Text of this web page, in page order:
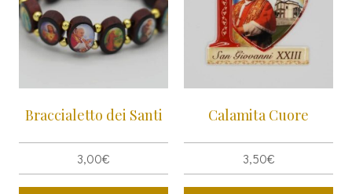
Braccialetto dei Santi
3,00€
Calamita Cuore
3,50€